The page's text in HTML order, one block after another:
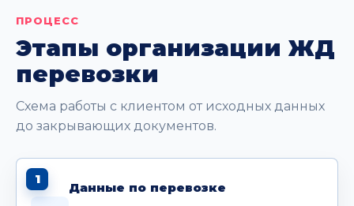
ПРОЦЕСС
Этапы организации ЖД
перевозки
Схема работы с клиентом от исходных данных
до закрывающих документов.
1
Данные по перевозке